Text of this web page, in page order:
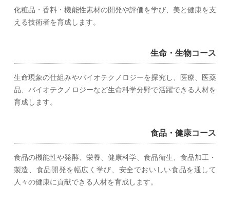
化粧品・香料・機能性素材の開発や評価を学び、美と健康を支
える技術者を育成します。
生命・生物コース
生命現象の仕組みやバイオテクノロジーを探究し、医療、医薬
品、バイオテクノロジーなど生命科学分野で活躍できる人材を
育成します。
食品・健康コース
食品の機能性や発酵、栄養、健康科学、食品衛生、食品加工・
製造、食品開発を幅広く学び、安全でおいしい食品を通して
人々の健康に貢献できる人材を育成します。